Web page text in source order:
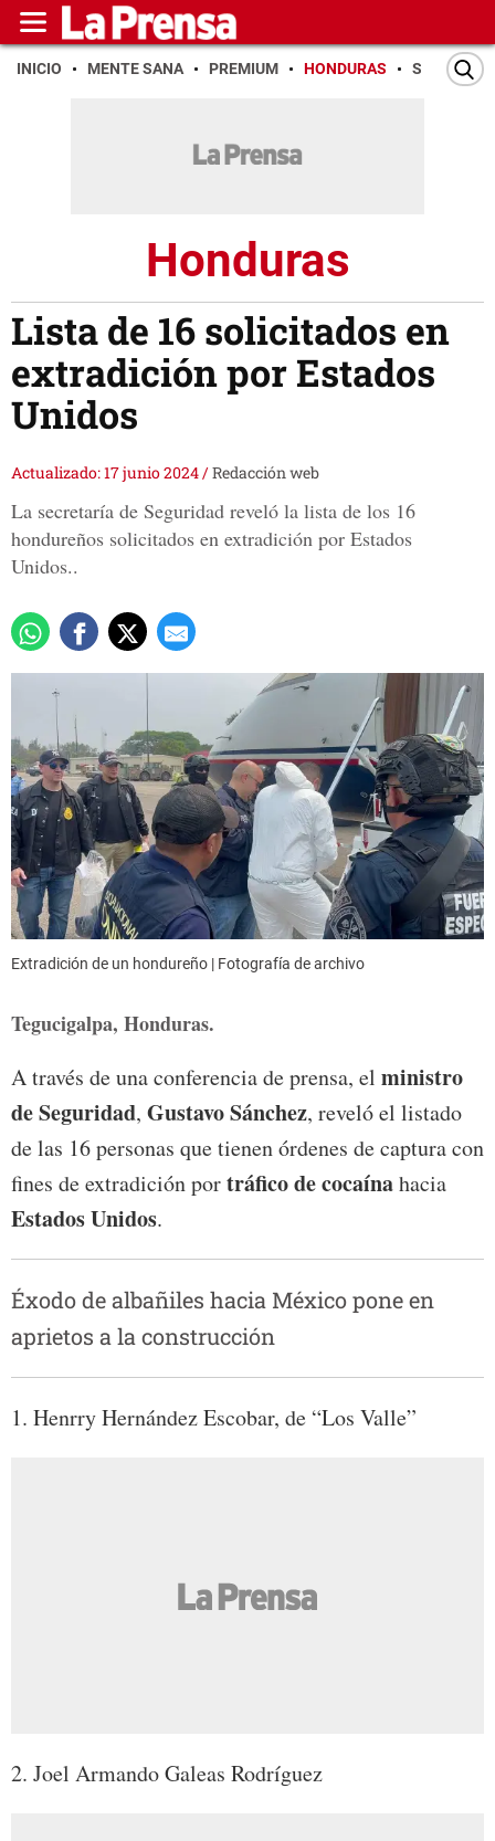
INICIO MENTE SANA PREMIUM HONDURAS SAN PEDRO
Honduras
Lista de 16 solicitados en
extradición por Estados
Unidos
Actualizado: 17 junio 2024/Redacción web
La secretaría de Seguridad reveló la lista de los 16
hondureños solicitados en extradición por Estados
Unidos..
Extradición de un hondureño | Fotografía de archivo
Tegucigalpa, Honduras.
A través de una conferencia de prensa, el ministro
de Seguridad, Gustavo Sánchez, reveló el listado
de las 16 personas que tienen órdenes de captura con
fines de extradición portráfico de cocaínahacia
Estados Unidos.
Éxodo de albañiles hacia México pone en
aprietos a la construcción
1. Henrry Hernández Escobar, de “Los Valle”
2. Joel Armando Galeas Rodríguez